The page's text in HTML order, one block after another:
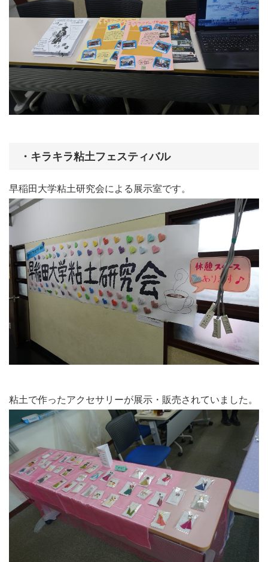
・キラキラ粘土フェスティバル
早稲田大学粘土研究会による展示室です。
粘土で作ったアクセサリーが展示・販売されていました。